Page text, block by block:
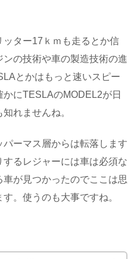
ター17ｋｍも走るとか信
の技術や車の製造技術の進
とかはもっと速いスピー
かにTESLAのMODEL2が日
れませんね。
ーマス層からは転落します
るレジャーには車は必須な
が見つかったのでここは思
。使うのも大事ですね。